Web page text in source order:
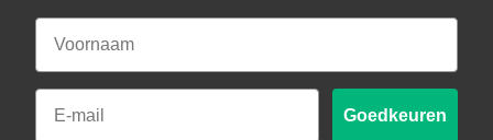
Email
Goedkeuren